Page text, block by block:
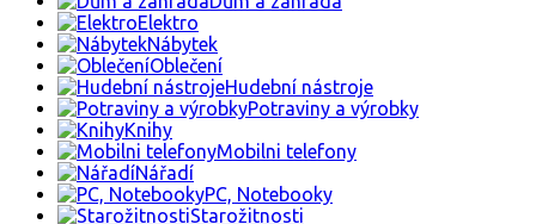
Elektro
Nábytek
Oblečení
Hudební nástroje
Potraviny a výrobky
Knihy
Mobilni telefony
Nářadí
PC, Notebooky
Starožitnosti